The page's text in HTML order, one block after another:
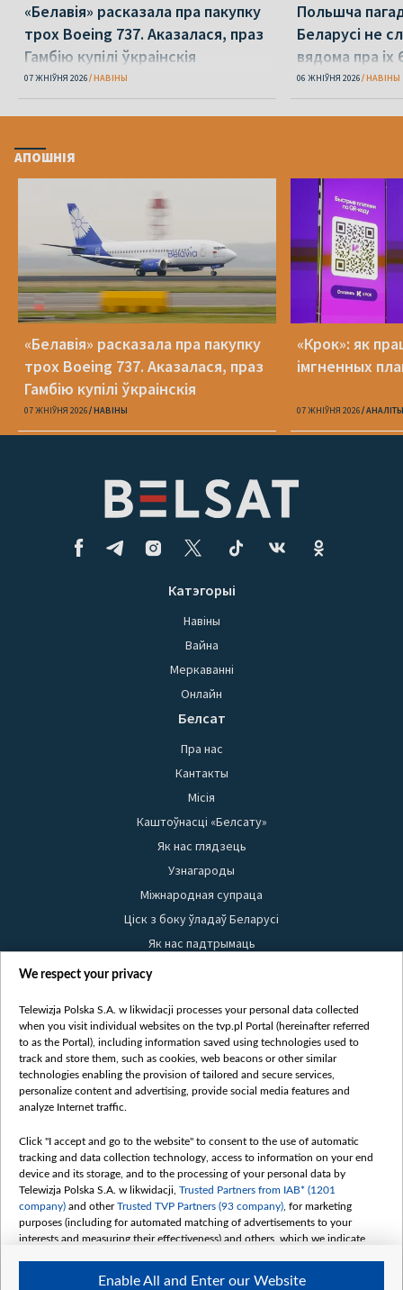
«Белавія» расказала пра пакупку
трох Boeing 737. Аказалася, праз
Гамбію купілі ўкраінскія
07 ЖНІЎНЯ 2026 НАВІНЫ
Польшча
Беларусі не
вядома пра іх
06 ЖНІЎНЯ 2026 НАВІНЫ
АПОШНІЯ
«Белавія» расказала пра пакупку
трох Boeing 737. Аказалася, праз
Гамбію купілі ўкраінскія
07 ЖНІЎНЯ 2026 НАВІНЫ
«Крок»: як
імгненных
07 ЖНІЎНЯ 2026
Катэгорыі
Навіны
Вайна
Меркаванні
Онлайн
Белсат
Пра нас
Кантакты
Місія
Каштоўнасці «Белсату»
Як нас глядзець
Узнагароды
Міжнародная супраца
Ціск з боку ўладаў Беларусі
Як нас падтрымаць
Правілы выкарыстання матэрыялаў
Бяспека
Youtube
Белсат news
Белсат Shorts
Жэстачайшы мульт
Belsat English
Biełsat PL
Белсат Now
Белсат History
Белсат Music
We respect your privacy
Telewizja Polska S.A. w likwidacji processes your personal data collected
when you visit individual websites on the tvp.pl Portal (hereinafter referred
to as the Portal), including information saved using technologies used to
track and store them, such as cookies, web beacons or other similar
technologies enabling the provision of tailored and secure services,
personalize content and advertising, provide social media features and
analyze Internet traffic.
Click "I accept and go to the website" to consent to the use of automatic
tracking and data collection technology, access to information on your end
device and its storage, and to the processing of your personal data by
Telewizja Polska S.A. w likwidacji, Trusted Partners from IAB* (1201
company) and otherTrusted TVP Partners (93 company) , for marketing
purposes (including for automated matching of advertisements to your
interests and measuring their effectiveness) and others, which we indicate
The purposes of processing your data by TVP S.A. w likwidacji are as
Enable All and Enter our Website